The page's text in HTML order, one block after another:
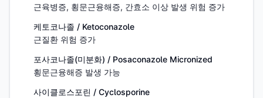
근육병증, 횡문근융해증, 간효소 이상 발생 위험 증가
케토코나졸 / Ketoconazole
근질환 위험 증가
포사코나졸(미분화) / Posaconazole Micronized
횡문근융해증 발생 가능
사이클로스포린 / Cyclosporine